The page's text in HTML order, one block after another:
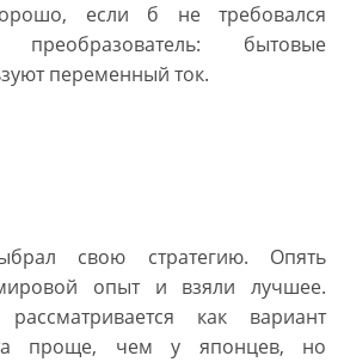
если б не требовался
преобразователь: бытовые
переменный ток.
свою стратегию. Опять
опыт и взяли лучшее.
рассматривается как вариант
проще, чем у японцев, но